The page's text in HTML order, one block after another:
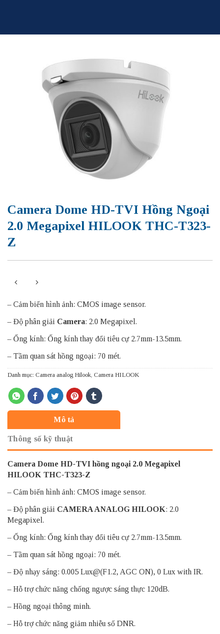
Camera Dome HD-TVI Hồng Ngoại
2.0 Megapixel HILOOK THC-T323-
Z
– Cảm biến hình ảnh: CMOS image sensor.
– Độ phân giải Camera: 2.0 Megapixel.
– Ống kính: Ống kính thay đổi tiêu cự 2.7mm-13.5mm.
– Tầm quan sát hồng ngoại: 70 mét.
Danh mục: Camera analog Hilook Camera HILOOK
Mô tả
Thông số kỹ thuật
Camera Dome HD-TVI hồng ngoại 2.0 Megapixel
HILOOK THC-T323-Z
– Cảm biến hình ảnh: CMOS image sensor.
– Độ phân giải CAMERA ANALOG HILOOK: 2.0
Megapixel.
– Ống kính: Ống kính thay đổi tiêu cự 2.7mm-13.5mm.
– Tầm quan sát hồng ngoại: 70 mét.
– Độ nhạy sáng: 0.005 Lux@(F1.2, AGC ON), 0 Lux with IR.
– Hỗ trợ chức năng chống ngược sáng thực 120dB.
– Hồng ngoại thông minh.
– Hỗ trợ chức năng giảm nhiễu số DNR.